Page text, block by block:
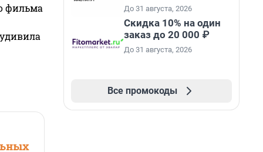
фильма
До 31 августа, 2026
Скидка 10% на один
заказ до 20 000 ₽
До 31 августа, 2026
Все промокоды